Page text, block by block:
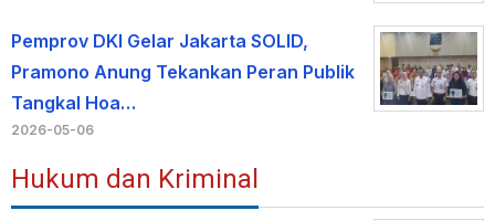
Pemprov DKI Gelar Jakarta SOLID,
Pramono Anung Tekankan Peran Publik
Tangkal Hoa…
2026-05-06
Hukum dan Kriminal